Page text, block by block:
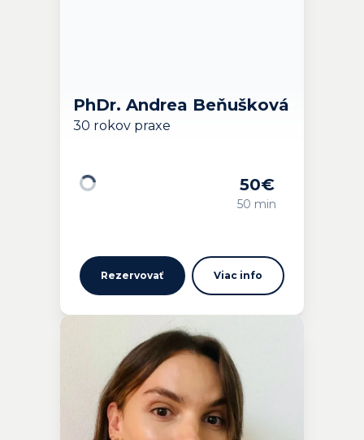
PhDr. Andrea Beňušková
30 rokov praxe
50€
50 min
Rezervovať Viac info